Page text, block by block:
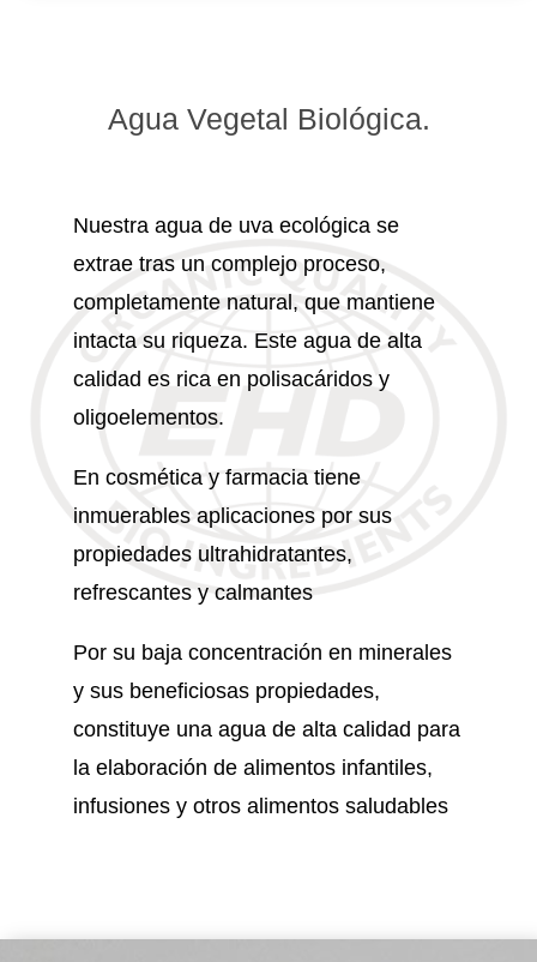
Agua Vegetal Biológica.
Nuestra agua de uva ecológica se
extrae tras un complejo proceso,
completamente natural, que mantiene
intacta su riqueza. Este agua de alta
calidad es rica en polisacáridos y
oligoelementos.
En cosmética y farmacia tiene
inmuerables aplicaciones por sus
propiedades ultrahidratantes,
refrescantes y calmantes
Por su baja concentración en minerales
y sus beneficiosas propiedades,
constituye una agua de alta calidad para
la elaboración de alimentos infantiles,
infusiones y otros alimentos saludables